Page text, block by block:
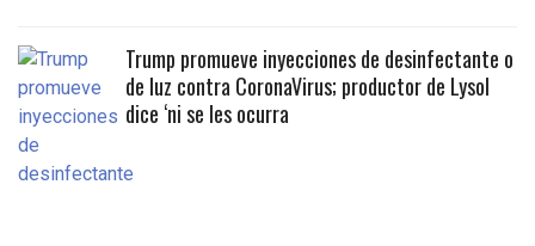
Trump promueve inyecciones de desinfectante o
de luz contra CoronaVirus; productor de Lysol
dice ‘ni se les ocurra